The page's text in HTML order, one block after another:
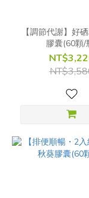
【調節代謝】好
膠囊(60顆/